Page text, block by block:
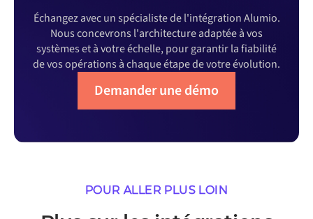
Échangez avec un spécialiste de l'intégration Alumio.
Nous concevrons l'architecture adaptée à vos
systèmes et à votre échelle, pour garantir la fiabilité
de vos opérations à chaque étape de votre évolution.
Demander une démo
POUR ALLER PLUS LOIN